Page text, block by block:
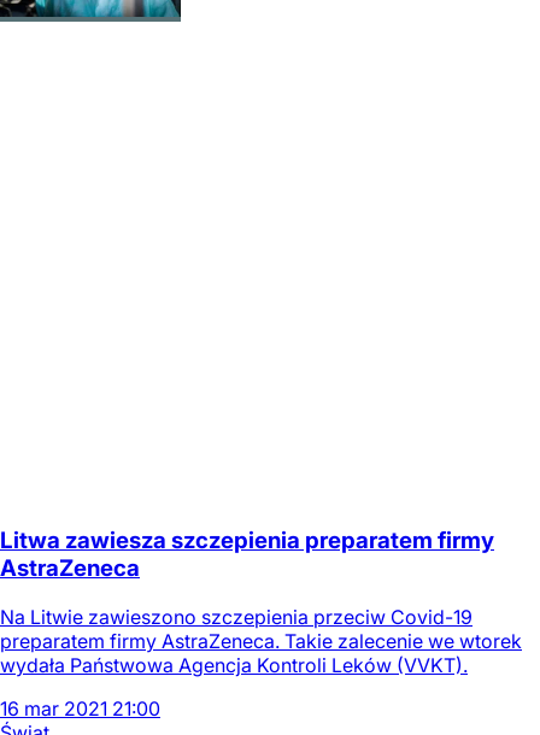
Litwa zawiesza szczepienia preparatem firmy
AstraZeneca
Na Litwie zawieszono szczepienia przeciw Covid-19
preparatem firmy AstraZeneca. Takie zalecenie we wtorek
wydała Państwowa Agencja Kontroli Leków (VVKT).
16 mar 2021 21:00